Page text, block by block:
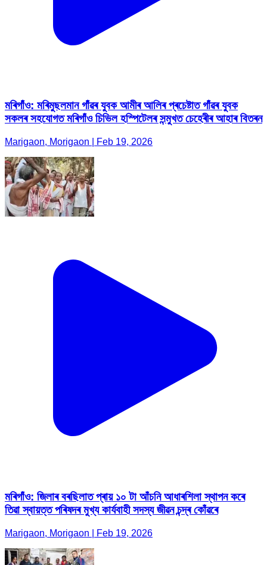
মৰিগাঁও: মৰিমুছলমান গাঁৱৰ যুবক আমীৰ আলিৰ প্ৰচেষ্টাত গাঁৱৰ যুবক
সকলৰ সহযোগত মৰিগাঁও চিভিল হস্পিটেলৰ সন্মুখত চেহেৰীৰ আহাৰ বিতৰন
Marigaon, Morigaon | Feb 19, 2026
মৰিগাঁও: জিলাৰ বৰছিলাত প্ৰায় ১০ টা আঁচনি আধাৰশিলা স্থাপন কৰে
তিৱা স্বায়ত্ত পৰিষদৰ মুখ্য কাৰ্যবাহী সদস্য জীৱন চন্দ্ৰ কোঁৱৰে
Marigaon, Morigaon | Feb 19, 2026